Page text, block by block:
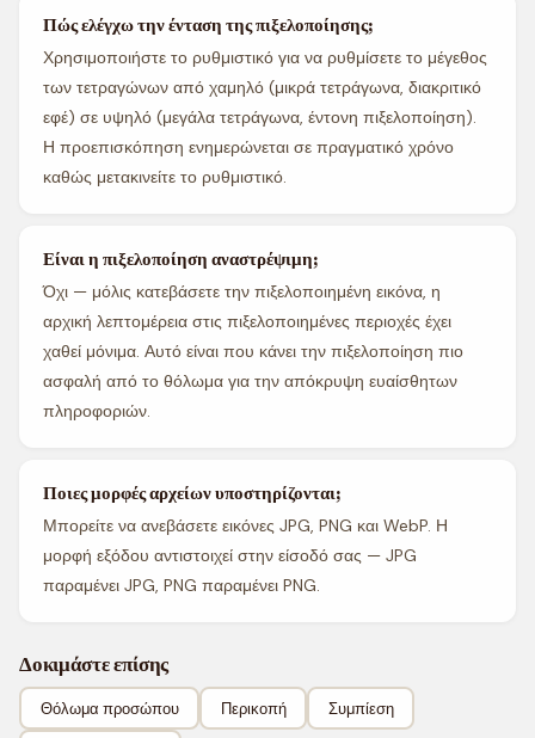
Πώς ελέγχω την ένταση της πιξελοποίησης;
Χρησιμοποιήστε το ρυθμιστικό για να ρυθμίσετε το μέγεθος
των τετραγώνων από χαμηλό (μικρά τετράγωνα, διακριτικό
εφέ) σε υψηλό (μεγάλα τετράγωνα, έντονη πιξελοποίηση).
Η προεπισκόπηση ενημερώνεται σε πραγματικό χρόνο
καθώς μετακινείτε το ρυθμιστικό.
Είναι η πιξελοποίηση αναστρέψιμη;
Όχι — μόλις κατεβάσετε την πιξελοποιημένη εικόνα, η
αρχική λεπτομέρεια στις πιξελοποιημένες περιοχές έχει
χαθεί μόνιμα. Αυτό είναι που κάνει την πιξελοποίηση πιο
ασφαλή από το θόλωμα για την απόκρυψη ευαίσθητων
πληροφοριών.
Ποιες μορφές αρχείων υποστηρίζονται;
Μπορείτε να ανεβάσετε εικόνες JPG, PNG και WebP. Η
μορφή εξόδου αντιστοιχεί στην είσοδό σας — JPG
παραμένει JPG, PNG παραμένει PNG.
Δοκιμάστε επίσης
Θόλωμα προσώπου Περικοπή Συμπίεση